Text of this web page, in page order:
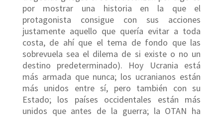
por mostrar una historia en la que el
protagonista consigue con sus acciones
justamente aquello que quería evitar a toda
costa, de ahí que el tema de fondo que las
sobrevuela sea el dilema de si existe o no un
destino predeterminado). Hoy Ucrania está
más armada que nunca; los ucranianos están
más unidos entre sí, pero también con su
Estado; los países occidentales están más
unidos que antes de la guerra; la OTAN ha